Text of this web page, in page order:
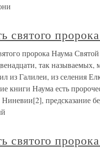
святого
пророка Наума
так
из Галилеи, из селения
книги Наума есть
предсказание
святого